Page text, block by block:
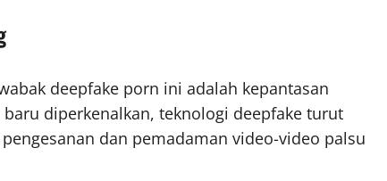
deepfake porn ini adalah kepantasan
diperkenalkan, teknologi deepfake turut
dan pemadaman video-video palsu